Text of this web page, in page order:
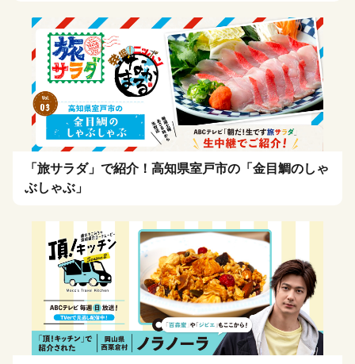
「旅サラダ」で紹介！高知県室戸市の「金目鯛のしゃ
ぶしゃぶ」